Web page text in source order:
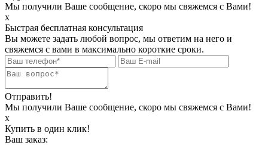
Мы получили Ваше сообщение, скоро мы свяжемся с Вами!
х
Быстрая бесплатная консультация
Вы можете задать любой вопрос, мы ответим на него и
свяжемся с вами в максимально короткие сроки.
Отправить!
Мы получили Ваше сообщение, скоро мы свяжемся с Вами!
х
Купить в один клик!
Ваш заказ: